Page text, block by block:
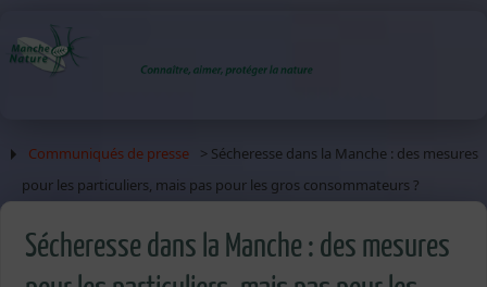
Communiqués de presse
> Sécheresse dans la Manche : des mesures
pour les particuliers, mais pas pour les gros consommateurs ?
Sécheresse dans la Manche : des mesures